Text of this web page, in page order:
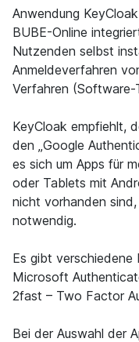
Anwendung
BUBE-Online
Nutzenden selbst
Anmeldeverfahren
Verfahren (Software-
KeyCloak empfiehlt,
den „Google
es sich um Apps für
oder Tablets mit
nicht vorhanden
notwendig.
Es gibt verschiedene
Microsoft
2fast – Two Factor
Bei der Auswahl der